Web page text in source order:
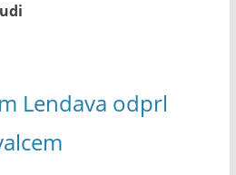
Lendava odprl